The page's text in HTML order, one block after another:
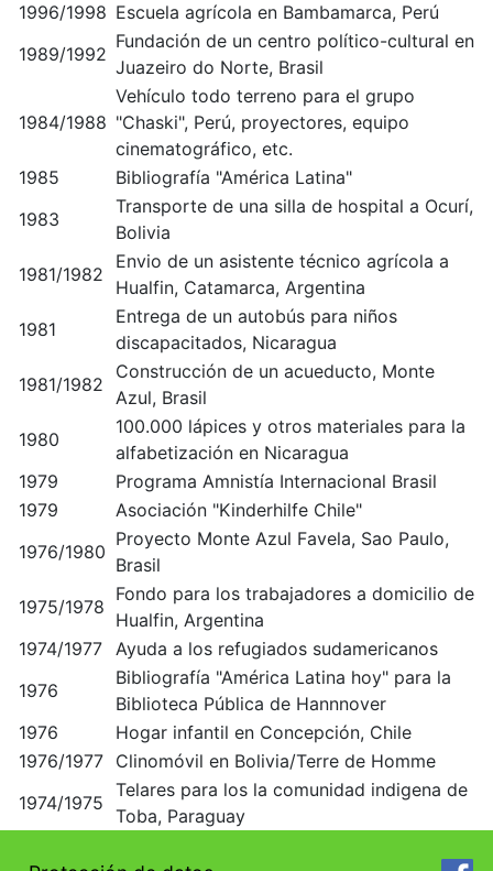
1996/1998 Escuela agrícola en Bambamarca, Perú
1989/1992
Fundación de un centro político-cultural en
Juazeiro do Norte, Brasil
1984/1988
Vehículo todo terreno para el grupo
"Chaski", Perú, proyectores, equipo
cinematográfico, etc.
1985
Bibliografía "América Latina"
1983
Transporte de una silla de hospital a Ocurí,
Bolivia
1981/1982
Envio de un asistente técnico agrícola a
Hualfin, Catamarca, Argentina
1981
Entrega de un autobús para niños
discapacitados, Nicaragua
1981/1982
Construcción de un acueducto, Monte
Azul, Brasil
1980
100.000 lápices y otros materiales para la
alfabetización en Nicaragua
1979
Programa Amnistía Internacional Brasil
1979
Asociación "Kinderhilfe Chile"
1976/1980
Proyecto Monte Azul Favela, Sao Paulo,
Brasil
1975/1978
Fondo para los trabajadores a domicilio de
Hualfin, Argentina
1974/1977 Ayuda a los refugiados sudamericanos
1976
Bibliografía "América Latina hoy" para la
Biblioteca Pública de Hannnover
1976
Hogar infantil en Concepción, Chile
1976/1977 Clinomóvil en Bolivia/Terre de Homme
1974/1975
Telares para los la comunidad indigena de
Toba, Paraguay